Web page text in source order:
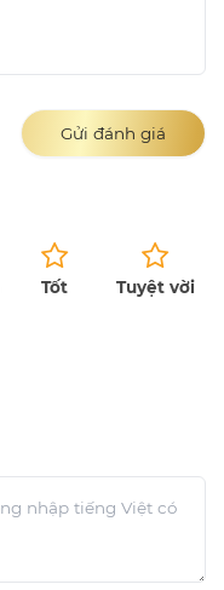
Gửi đánh giá
Tốt Tuyệt vời